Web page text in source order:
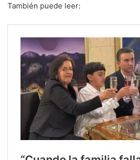
También puede leer: